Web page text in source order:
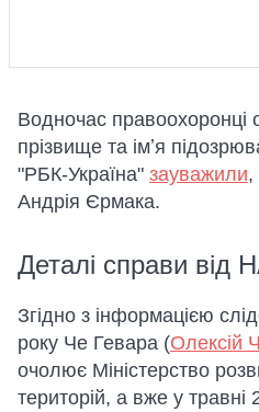
Водночас правоохоронці
прізвище та імʼя
"РБК-Україна" зауважили,
Андрія Єрмака.
Деталі справи від
Згідно з інформацією
року Че Гевара (Олексій
очолює Міністерство
територій, а вже у травні